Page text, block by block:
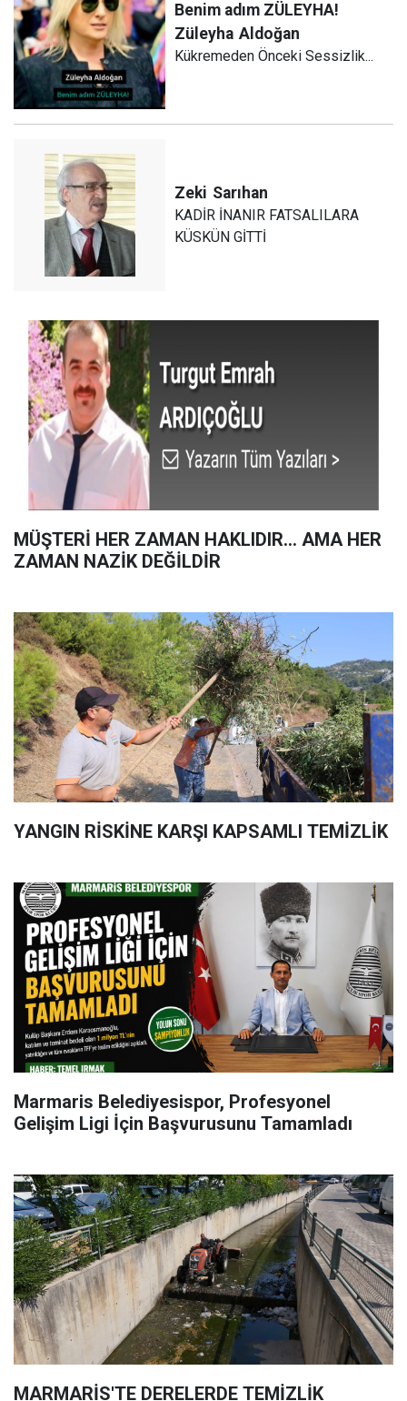
Benim adım ZÜLEYHA!
Züleyha Aldoğan
Kükremeden Önceki Sessizlik...
Zeki Sarıhan
KADİR İNANIR FATSALILARA
KÜSKÜN GİTTİ
MÜŞTERİ HER ZAMAN HAKLIDIR… AMA HER
ZAMAN NAZİK DEĞİLDİR
YANGIN RİSKİNE KARŞI KAPSAMLI TEMİZLİK
Marmaris Belediyesispor, Profesyonel
Gelişim Ligi İçin Başvurusunu Tamamladı
MARMARİS'TE DERELERDE TEMİZLİK